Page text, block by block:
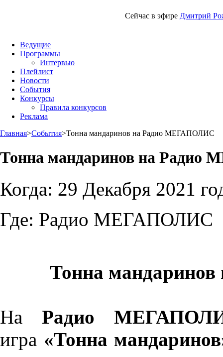
Сейчас в эфире Дмитрий
Ведущие
Программы
Интервью
Плейлист
Новости
События
Конкурсы
Правила конкурсов
Реклама
Главная>События>Тонна мандаринов на Радио МЕГАПОЛИС
Тонна мандаринов на
Когда: 29 Декабря 2021
Где: Радио МЕГАПОЛИС
Тонна
На Радио
игра «Тонна